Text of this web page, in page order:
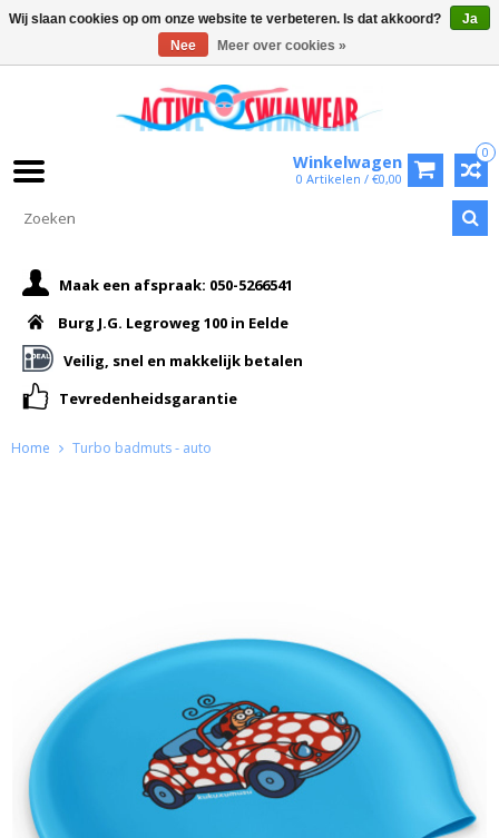
0
Winkelwagen
0 Artikelen / €0,00
Maak een afspraak: 050-5266541
Burg J.G. Legroweg 100 in Eelde
Veilig, snel en makkelijk betalen
Tevredenheidsgarantie
Home Turbo badmuts - auto
Wij slaan cookies op om onze website te verbeteren. Is dat akkoord?
Ja
Nee
Meer over cookies »